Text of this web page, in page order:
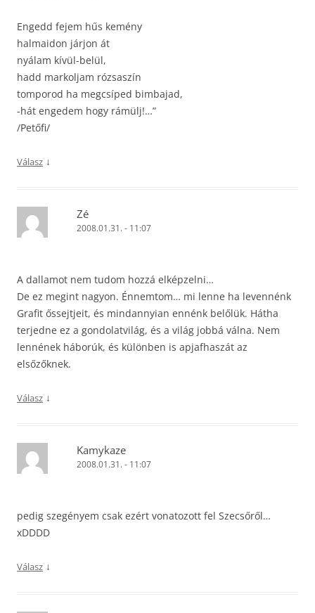
Engedd fejem hűs kemény
halmaidon járjon át
nyálam kívül-belül,
hadd markoljam rózsaszín
tomporod ha megcsíped bimbajad,
-hát engedem hogy rámülj!…”
/Petőfi/
Válasz ↓
Zé
2008.01.31. - 11:07
A dallamot nem tudom hozzá elképzelni…
De ez megint nagyon. Énnemtom… mi lenne ha levennénk
Grafit őssejtjeit, és mindannyian ennénk belőlük. Hátha
terjedne ez a gondolatvilág, és a világ jobbá válna. Nem
lennének háborúk, és különben is apjafhaszát az
elsőzőknek.
Válasz ↓
Kamykaze
2008.01.31. - 11:07
pedig szegényem csak ezért vonatozott fel Szecsőről…
xDDDD
Válasz ↓